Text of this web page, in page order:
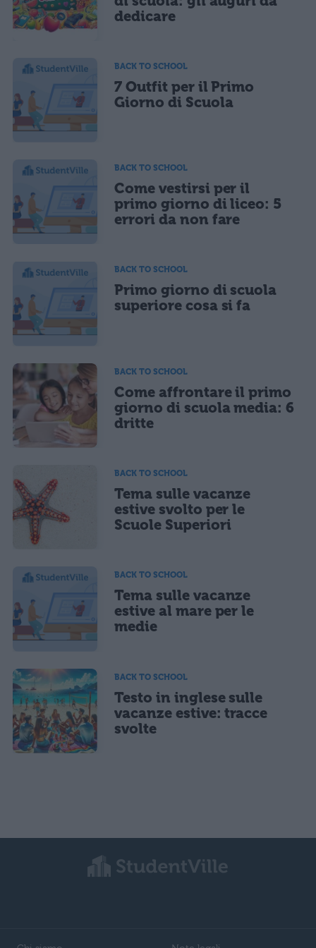
Acconsento all'uso dei miei dati da parte di terzi per finalità di
marketing diretto con modalità automatizzate o tradizionali
dedicare
BACK TO SCHOOL
7 Outfit per il Primo
Giorno di Scuola
BACK TO SCHOOL
Come vestirsi per il
primo giorno di liceo: 5
errori da non fare
BACK TO SCHOOL
Primo giorno di scuola
superiore cosa si fa
BACK TO SCHOOL
Come affrontare il primo
giorno di scuola media: 6
dritte
BACK TO SCHOOL
Tema sulle vacanze
estive svolto per le
Scuole Superiori
BACK TO SCHOOL
Tema sulle vacanze
estive al mare per le
medie
BACK TO SCHOOL
Testo in inglese sulle
vacanze estive: tracce
svolte